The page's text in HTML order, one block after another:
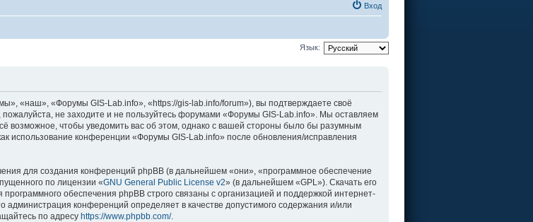
Вход
Язык:
«наш», «Форумы GIS-Lab.info», «https://gis-lab.info/forum»), вы подтверждаете своё
не заходите и не пользуйтесь форумами «Форумы GIS-Lab.info». Мы оставляем
возможное, чтобы уведомить вас об этом, однако с вашей стороны было бы разумным
использование конференции «Форумы GIS-Lab.info» после обновления/исправления
для создания конференций phpBB (в дальнейшем «они», «программное обеспечение
по лицензии «GNU General Public License v2» (в дальнейшем «GPL»). Скачать его
программного обеспечения phpBB строго связаны с организацией и поддержкой интернет-
администрация конференций определяет в качестве допустимого содержания и/или
по адресу https://www.phpbb.com/.